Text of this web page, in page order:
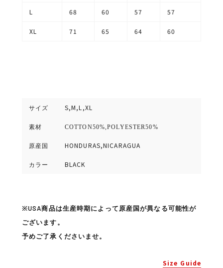
L 68 60 57 57
XL 71 65 64 60
サイズ S,M,L,XL
素材 COTTON50%,POLYESTER50%
原産国 HONDURAS,NICARAGUA
カラー BLACK
※USA商品は生産時期によって原産国が異なる可能性が
ございます。
予めご了承くださいませ。
Size Guide